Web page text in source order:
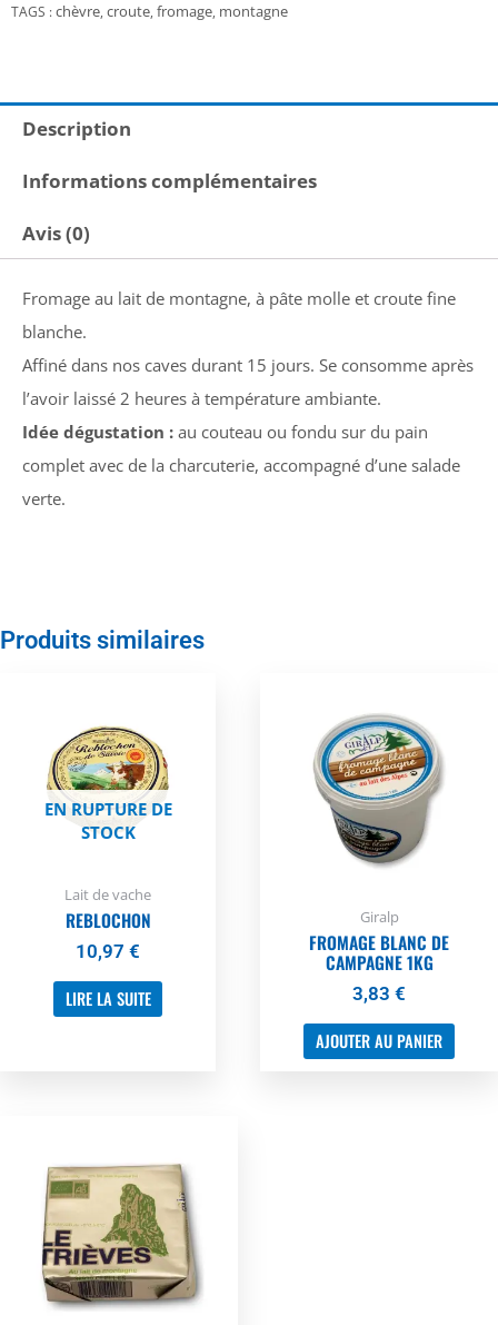
TAGS :chèvre, croute, fromage, montagne
Description
Informations complémentaires
Avis (0)
Fromage au lait de montagne, à pâte molle et croute fine
blanche.
Affiné dans nos caves durant 15 jours. Se consomme après
l’avoir laissé 2 heures à température ambiante.
Idée dégustation : au couteau ou fondu sur du pain
complet avec de la charcuterie, accompagné d’une salade
verte.
Produits similaires
EN RUPTURE DE
STOCK
Lait de vache
REBLOCHON
10,97 €
LIRE LA SUITE
Giralp
FROMAGE BLANC DE
CAMPAGNE 1KG
3,83 €
AJOUTER AU PANIER